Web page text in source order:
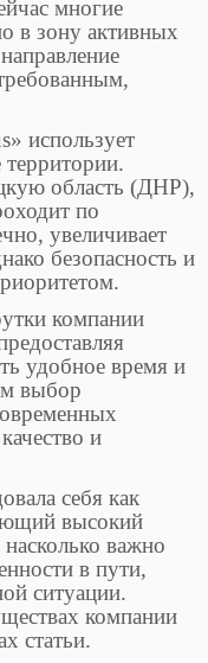
многие
в зону активных
использует
область (ДНР),
по
увеличивает
безопасность и
компании
удобное время и
выбор
и
себя как
высокий
важно
в пути,
ситуации.
компании
статьи.